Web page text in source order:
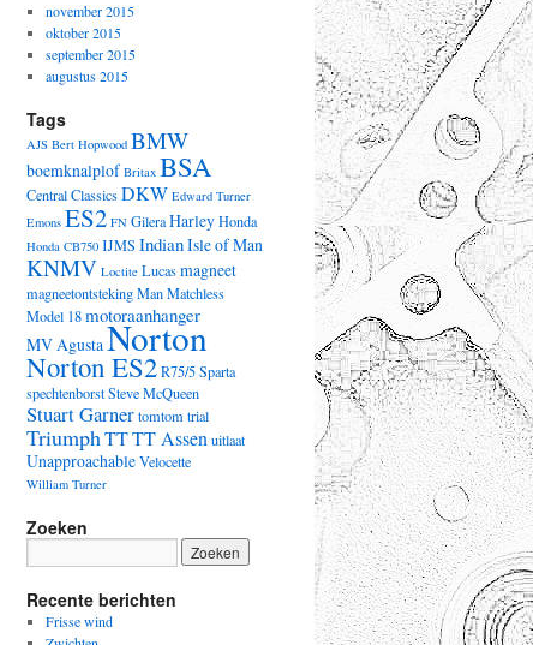
november 2015
oktober 2015
september 2015
augustus 2015
Tags
AJS Bert Hopwood BMW
boemknalplof Britax BSA
Central ClassicsDKW Edward Turner
Emons ES2 FN GileraHarleyHonda
Honda CB750 IJMS IndianIsle of Man
KNMV Loctite Lucasmagneet
magneetontstekingManMatchless
Model 18motoraanhanger
MV AgustaNorton
Norton ES2R75/5Sparta
spechtenborstSteve McQueen
Stuart Garnertomtom trial
TriumphTTTT Assen uitlaat
UnapproachableVelocette
William Turner
Zoeken
Recente berichten
Frisse wind